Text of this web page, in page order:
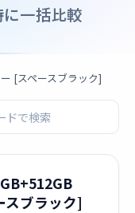
一括比較
[スペースブラック]
スブラック]